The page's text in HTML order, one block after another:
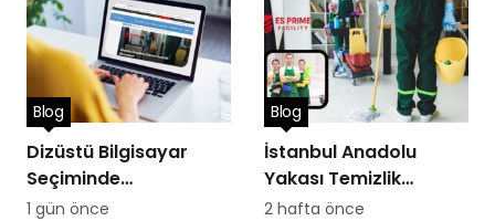
Dizüstü Bilgisayar
Seçiminde
Performans
Blog
1 gün önce
İstanbul Anadolu
Yakası Temizlik
Hizmetleri
Blog
2 hafta önce